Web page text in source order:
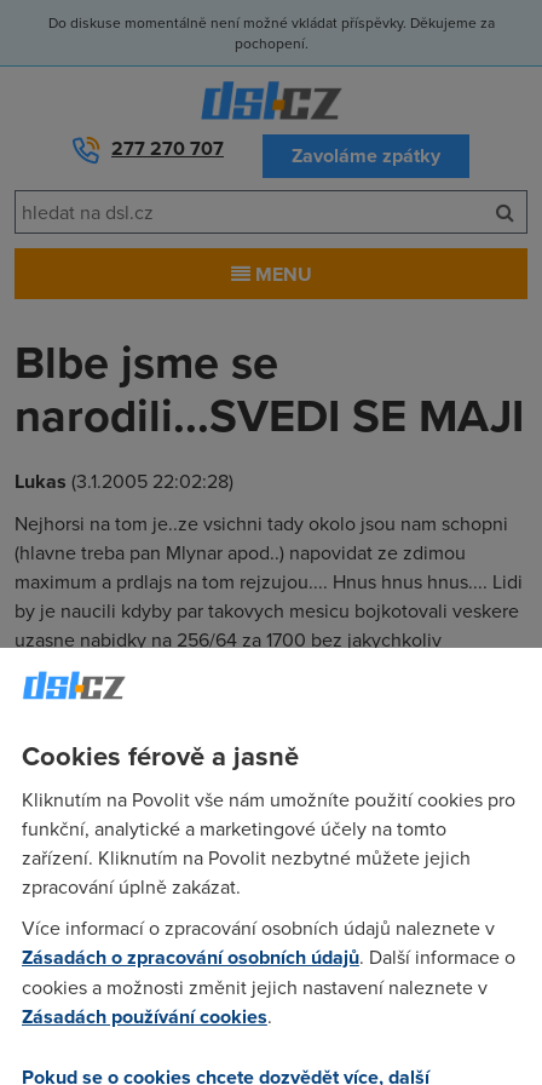
Do diskuse momentálně není možné vkládat příspěvky. Děkujeme za
pochopení.
277 270 707 Zavoláme zpátky
MENU
Blbe jsme se
narodili...SVEDI SE MAJI
Lukas (3.1.2005 22:02:28)
Nejhorsi na tom je..ze vsichni tady okolo jsou nam schopni
(hlavne treba pan Mlynar apod..) napovidat ze zdimou
maximum a prdlajs na tom rejzujou.... Hnus hnus hnus.... Lidi
by je naucili kdyby par takovych mesicu bojkotovali veskere
uzasne nabidky na 256/64 za 1700 bez jakychkoliv
omezeni... apod..a vice a vice...ostatni braky s omezenim
proste nemaji vyznam...co to je za blbost.... Chci do
http://www.isdn.cz/clanek.php?cid=6186
Anonym(3.1.2005 23:37:46)
Treba by ses utopil v Thajsku. Jo mimochodem, 256/64 neni
za 1700,-.
Hanz(5.1.2005 13:08:47)
pohled na nabídku u nás a v zahraničí!!! Nesnaž se kopírovat
Cookies férově a jasně
Kliknutím na Povolit vše nám umožníte použití cookies pro
funkční, analytické a marketingové účely na tomto
zařízení. Kliknutím na Povolit nezbytné můžete jejich
zpracování úplně zakázat.
Více informací o zpracování osobních údajů naleznete v
Zásadách o zpracování osobních údajů. Další informace o
cookies a možnosti změnit jejich nastavení naleznete v
Zásadách používání cookies.
Pokud se o cookies chcete dozvědět více, další